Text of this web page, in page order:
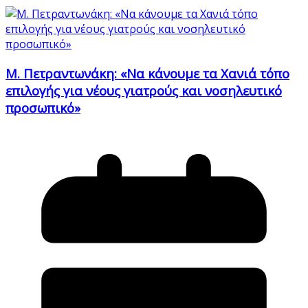
Μ. Πετραντωνάκη: «Να κάνουμε τα Χανιά τόπο
επιλογής για νέους γιατρούς και νοσηλευτικό
προσωπικό»